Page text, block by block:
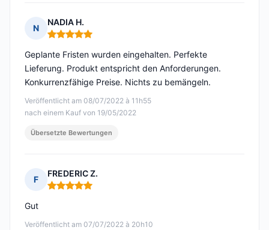
N
NADIA H.
Hinweis: 5 von 5
Veröffentlicht am 08/07/2022 à 11h55
nach einem Kauf von 19/05/2022
Geplante Fristen wurden eingehalten. Perfekte
Lieferung. Produkt entspricht den Anforderungen.
Konkurrenzfähige Preise. Nichts zu bemängeln.
Übersetzte Bewertungen
F
FREDERIC Z.
Hinweis: 5 von 5
Veröffentlicht am 07/07/2022 à 20h10
Gut